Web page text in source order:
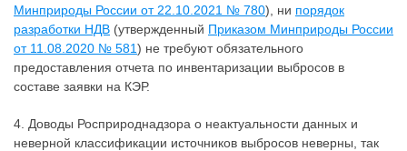
Минприроды России от 22.10.2021 № 780), ни порядок
разработки НДВ (утвержденный Приказом Минприроды России
от 11.08.2020 № 581) не требуют обязательного
предоставления отчета по инвентаризации выбросов в
составе заявки на КЭР.
4. Доводы Росприроднадзора о неактуальности данных и
неверной классификации источников выбросов неверны, так